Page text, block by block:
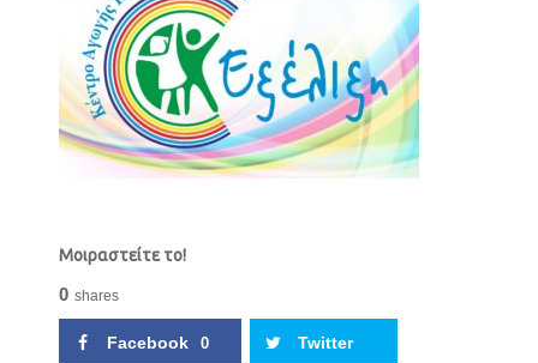
Μοιραστείτε το!
0 shares
Facebook 0 Twitter